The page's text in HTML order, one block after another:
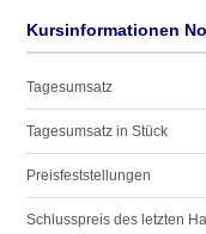
Kursinformationen
Tagesumsatz
Tagesumsatz in Stück
Preisfeststellungen
Schlusspreis des letzten